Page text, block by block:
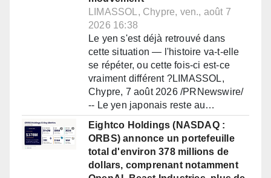
LIMASSOL, Chypre, ven., août 7
2026 16:38
Le yen s'est déjà retrouvé dans
cette situation — l'histoire va-t-elle
se répéter, ou cette fois-ci est-ce
vraiment différent ?LIMASSOL,
Chypre, 7 août 2026 /PRNewswire/
-- Le yen japonais reste au…
Eightco Holdings (NASDAQ :
ORBS) annonce un portefeuille
total d'environ 378 millions de
dollars, comprenant notamment